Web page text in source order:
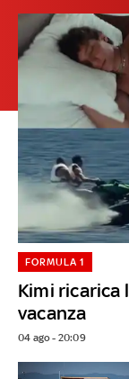
Kimi ricarica
vacanza
FORMULA 1
04 ago - 20:09